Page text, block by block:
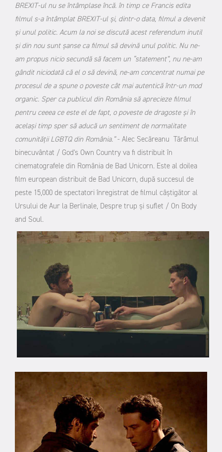
BREXIT-ul nu se întâmplase încă. în timp ce Francis edita
filmul s-a întâmplat BREXIT-ul și, dintr-o data, filmul a devenit
și unul politic. Acum la noi se discută acest referendum inutil
și din nou sunt șanse ca filmul să devină unul politic. Nu ne-
am propus nicio secundă să facem un “statement”, nu ne-am
gândit niciodată că el o să devină, ne-am concentrat numai pe
procesul de a spune o poveste cât mai autentică într-un mod
organic. Sper ca publicul din România să aprecieze filmul
pentru ceeea ce este el de fapt, o poveste de dragoste și în
același timp sper să aducă un sentiment de normalitate
comunității LGBTQ din România.”- Alec Secăreanu Tărâmul
binecuvântat / God's Own Country va fi distribuit în
cinematografele din România de Bad Unicorn. Este al doilea
film european distribuit de Bad Unicorn, după succesul de
peste 15,000 de spectatori înregistrat de filmul câștigător al
Ursului de Aur la Berlinale, Despre trup și suflet / On Body
and Soul.